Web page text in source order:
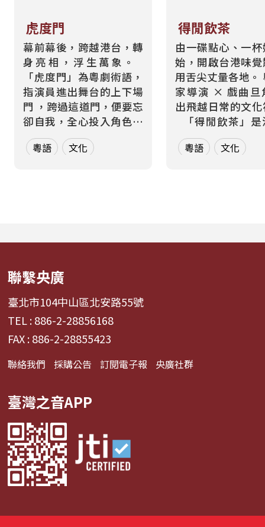
虎度門
幕前幕後，跨越港台，轉
身亮相，浮生萬象。
「虎度門」為粵劇術語，
指演員進出舞台的上下場
門 ，跨過這道門，便要忘
卻自我，全心投入角色。
而在現實生活中，每個人
也都在跨越那道屬於自己
粵語 文化
得閒飲茶
由一碟點心、一
始，開啟台港味
用舌尖丈量各地。 粵菜世
家導演 × 戲曲旦
出飛越日常的文
交中最溫暖的問
著裊裊茶香，開
家...
粵語 文化
聯繫央廣
臺北市104中山區北安路55號
TEL : 886-2-28856168
FAX : 886-2-28855423
聯絡我們 採購公告 訂閱電子報 央廣社群
臺灣之音APP